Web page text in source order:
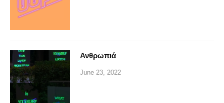
Ανθρωπιά
June 23, 2022